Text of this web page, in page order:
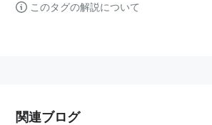
このタグの解説について
関連ブログ